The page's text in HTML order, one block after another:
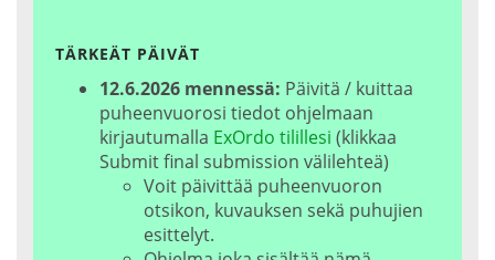
TÄRKEÄT PÄIVÄT
12.6.2026 mennessä: Päivitä / kuittaa
puheenvuorosi tiedot ohjelmaan
kirjautumalla ExOrdo tilillesi (klikkaa
Submit final submission välilehteä)
Voit päivittää puheenvuoron
otsikon, kuvauksen sekä puhujien
esittelyt.